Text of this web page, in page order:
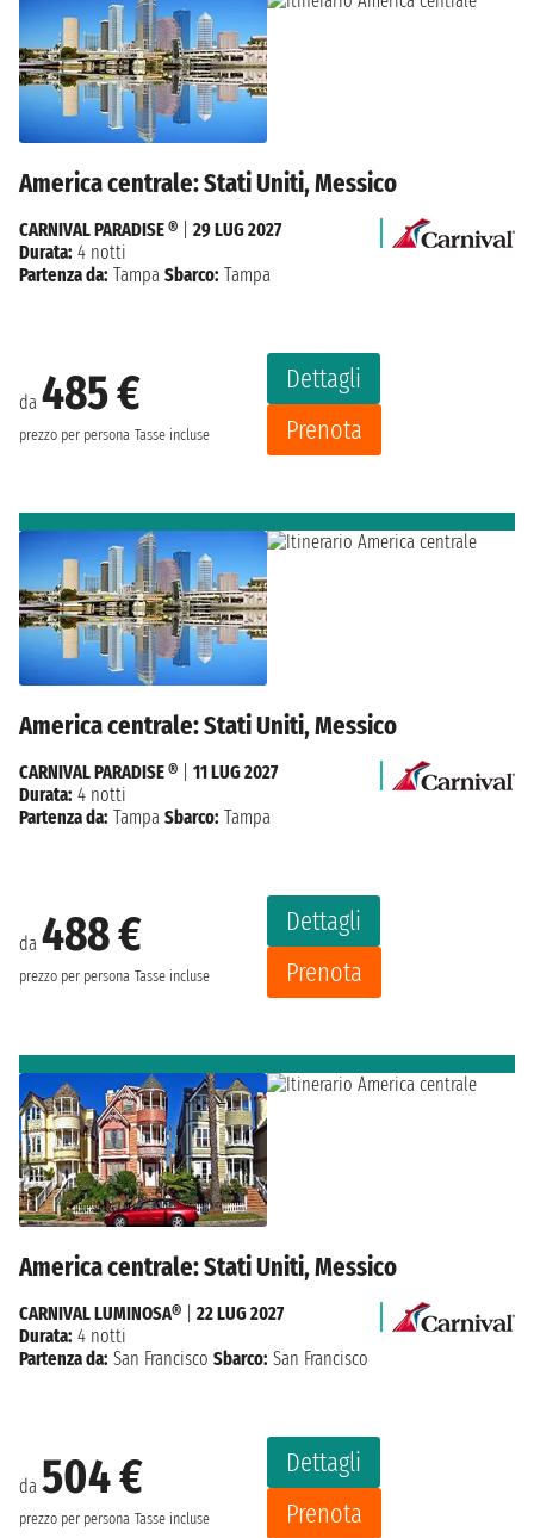
America centrale: Stati Uniti, Messico
da 485 €
prezzo per persona Tasse incluse
Dettagli
Prenota
CARNIVAL PARADISE ®
29 LUG 2027
Durata: 4 notti
Partenza da: Tampa Sbarco: Tampa
America centrale: Stati Uniti, Messico
da 488 €
prezzo per persona Tasse incluse
Dettagli
Prenota
CARNIVAL PARADISE ®
11 LUG 2027
Durata: 4 notti
Partenza da: Tampa Sbarco: Tampa
America centrale: Stati Uniti, Messico
da 504 €
prezzo per persona Tasse incluse
Dettagli
Prenota
CARNIVAL LUMINOSA®
22 LUG 2027
Durata: 4 notti
Partenza da: San Francisco Sbarco: San Francisco